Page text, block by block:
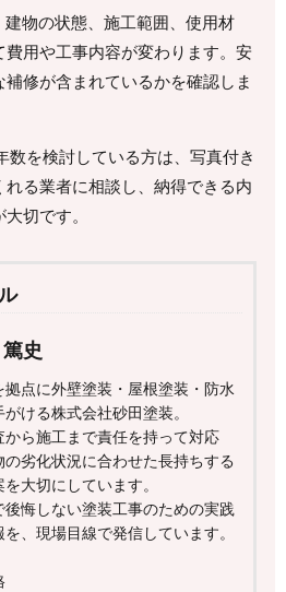
物の状態、施工範囲、使用材
用や工事内容が変わります。安
修が含まれているかを確認しま
数を検討している方は、写真付き
る業者に相談し、納得できる内
切です。
史
拠点に外壁塗装・屋根塗装・防水
ける株式会社砂田塗装。
から施工まで責任を持って対応
の劣化状況に合わせた長持ちする
大切にしています。
後悔しない塗装工事のための実践
を、現場目線で発信しています。